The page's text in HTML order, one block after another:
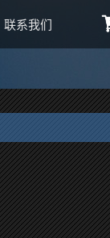
联系我们